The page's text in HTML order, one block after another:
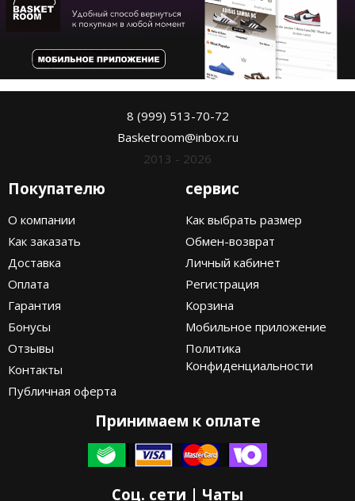
8 (999) 513-70-72
Basketroom@inbox.ru
2013 - 2026
Покупателю
О компании
Как заказать
Доставка
Оплата
Гарантия
Бонусы
Отзывы
Контакты
Публичная оферта
сервис
Как выбрать размер
Обмен-возврат
Личный кабинет
Регистрация
Корзина
Мобильное приложение
Политика
Конфиденциальности
Принимаем к оплате
Соц. сети | Чаты